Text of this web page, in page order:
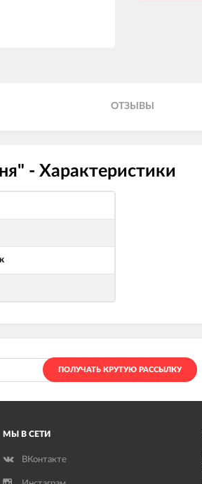
ОТЗЫВЫ
- Характеристики
ПОЛУЧАТЬ КРУТУЮ РАССЫЛКУ
МЫ В СЕТИ
ВКонтакте